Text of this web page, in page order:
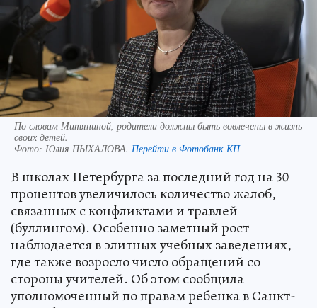
По словам Митяниной, родители должны быть вовлечены в жизнь
своих детей.
Фото: Юлия ПЫХАЛОВА. Перейти в Фотобанк КП
В школах Петербурга за последний год на 30
процентов увеличилось количество жалоб,
связанных с конфликтами и травлей
(буллингом). Особенно заметный рост
наблюдается в элитных учебных заведениях,
где также возросло число обращений со
стороны учителей. Об этом сообщила
уполномоченный по правам ребенка в Санкт-